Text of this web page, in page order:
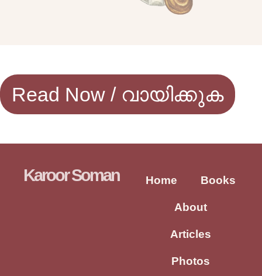
Read Now / വായിക്കുക
Karoor Soman Home Books
About
Articles
Photos